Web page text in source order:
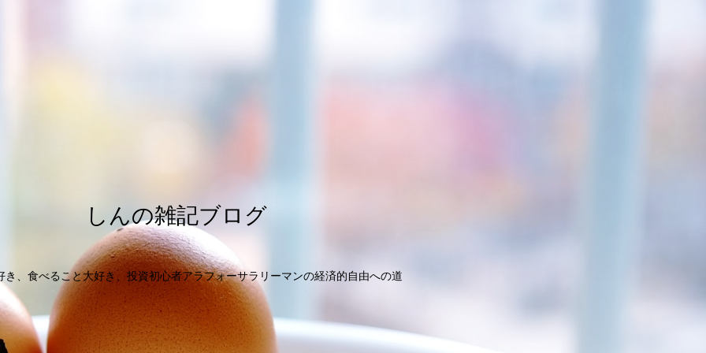
しんの雑記ブログ
き、食べること大好き、投資初心者アラフォーサラリーマンの経済的自由への道